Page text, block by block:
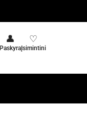
👤
Paskyra
♡
Įsimintini